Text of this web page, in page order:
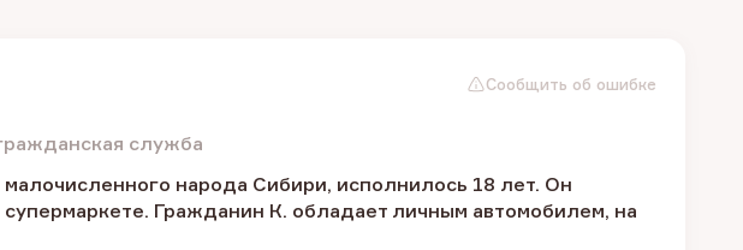
Сообщить об ошибке
служба
народа Сибири, исполнилось 18 лет. Он
Гражданин К. обладает личным автомобилем, на